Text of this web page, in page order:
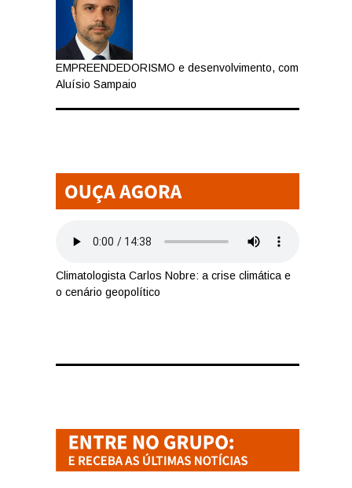
EMPREENDEDORISMO e desenvolvimento, com
Aluísio Sampaio
Climatologista Carlos Nobre: a crise climática e
o cenário geopolítico